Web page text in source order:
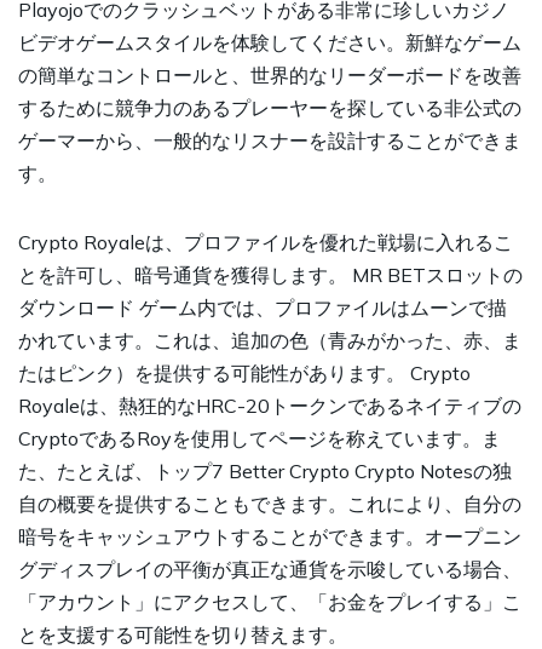
Playojoでのクラッシュベットがある非常に珍しいカジノ
ビデオゲームスタイルを体験してください。新鮮なゲーム
の簡単なコントロールと、世界的なリーダーボードを改善
するために競争力のあるプレーヤーを探している非公式の
ゲーマーから、一般的なリスナーを設計することができま
す。
Crypto Royaleは、プロファイルを優れた戦場に入れるこ
とを許可し、暗号通貨を獲得します。 MR BETスロットの
ダウンロード ゲーム内では、プロファイルはムーンで描
かれています。これは、追加の色（青みがかった、赤、ま
たはピンク）を提供する可能性があります。 Crypto
Royaleは、熱狂的なHRC-20トークンであるネイティブの
CryptoであるRoyを使用してページを称えています。ま
た、たとえば、トップ7 Better Crypto Crypto Notesの独
自の概要を提供することもできます。これにより、自分の
暗号をキャッシュアウトすることができます。オープニン
グディスプレイの平衡が真正な通貨を示唆している場合、
「アカウント」にアクセスして、「お金をプレイする」こ
とを支援する可能性を切り替えます。